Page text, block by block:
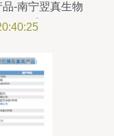
-南宁翌真生物
】